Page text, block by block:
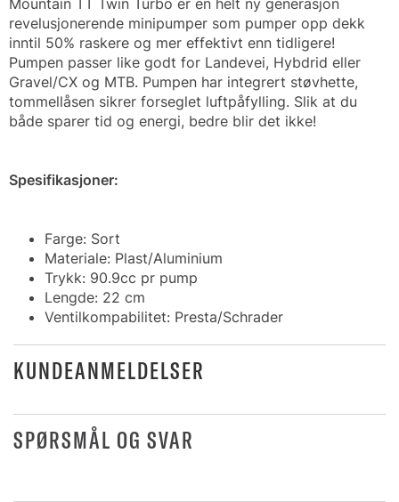
Mountain TT Twin Turbo er en helt ny generasjon
revelusjonerende minipumper som pumper opp dekk
inntil 50% raskere og mer effektivt enn tidligere!
Pumpen passer like godt for Landevei, Hybdrid eller
Gravel/CX og MTB. Pumpen har integrert støvhette,
tommellåsen sikrer forseglet luftpåfylling. Slik at du
både sparer tid og energi, bedre blir det ikke!
Spesifikasjoner:
Farge: Sort
Materiale: Plast/Aluminium
Trykk: 90.9cc pr pump
Lengde: 22 cm
Ventilkompabilitet: Presta/Schrader
KUNDEANMELDELSER
SPØRSMÅL OG SVAR